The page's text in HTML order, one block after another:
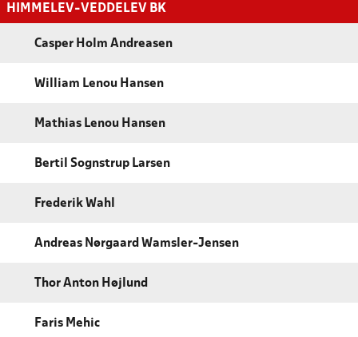
HIMMELEV-VEDDELEV BK
Casper Holm Andreasen
William Lenou Hansen
Mathias Lenou Hansen
Bertil Sognstrup Larsen
Frederik Wahl
Andreas Nørgaard Wamsler-Jensen
Thor Anton Højlund
Faris Mehic